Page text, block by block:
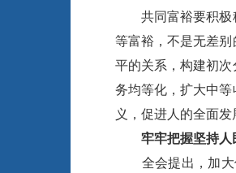
共同富裕要积极稳
等富裕，不是无差
平的关系，构建初
务均等化，扩大中
义，促进人的全面发
牢牢把握坚持
全会提出，加大保